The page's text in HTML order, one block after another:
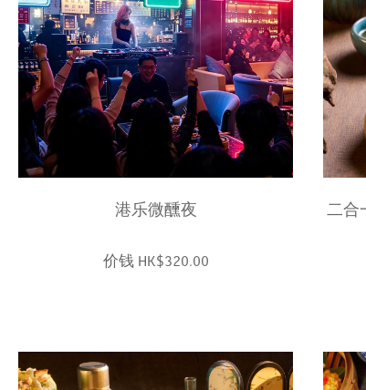
港乐微醺夜
价钱 HK$320.00
二合